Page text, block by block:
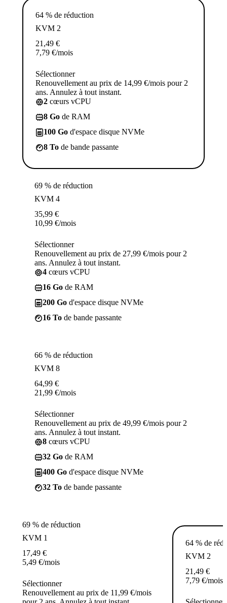
64 % de réduction
KVM 2
21,49 €
7,79 €/mois
Sélectionner
Renouvellement au prix de 14,99 €/mois pour 2
ans. Annulez à tout instant.
2 cœurs vCPU
8 Go de RAM
100 Go d'espace disque NVMe
8 To de bande passante
69 % de réduction
KVM 4
35,99 €
10,99 €/mois
Sélectionner
Renouvellement au prix de 27,99 €/mois pour 2
ans. Annulez à tout instant.
4 cœurs vCPU
16 Go de RAM
200 Go d'espace disque NVMe
16 To de bande passante
66 % de réduction
KVM 8
64,99 €
21,99 €/mois
Sélectionner
Renouvellement au prix de 49,99 €/mois pour 2
ans. Annulez à tout instant.
8 cœurs vCPU
32 Go de RAM
400 Go d'espace disque NVMe
32 To de bande passante
69 % de réduction
KVM 1
17,49 €
5,49 €/mois
Sélectionner
Renouvellement au prix de 11,99 €/mois
64 % de
KVM 2
21,49 €
7,79 €/mois